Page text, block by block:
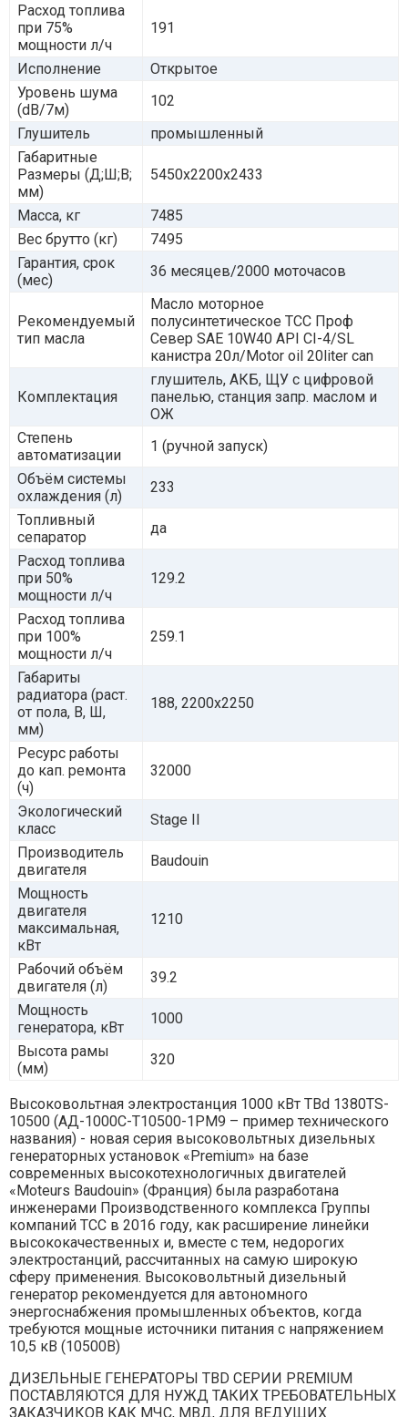
Расход топлива
при 75%
мощности л/ч
191
Исполнение
Открытое
Уровень шума
(dB/7м)
102
Глушитель
промышленный
Габаритные
Размеры (Д;Ш;В;
мм)
5450x2200x2433
Масса, кг
7485
Вес брутто (кг)
7495
Гарантия, срок
(мес)
36 месяцев/2000 моточасов
Рекомендуемый
тип масла
Масло моторное
полусинтетическое ТСС Проф
Север SAE 10W40 API CI-4/SL
канистра 20л/Motor oil 20liter can
Комплектация
глушитель, АКБ, ЩУ с цифровой
панелью, станция запр. маслом и
ОЖ
Степень
автоматизации
1 (ручной запуск)
Объём системы
охлаждения (л)
233
Топливный
сепаратор
да
Расход топлива
при 50%
мощности л/ч
129.2
Расход топлива
при 100%
мощности л/ч
259.1
Габариты
радиатора (раст.
от пола, В, Ш,
мм)
188, 2200x2250
Ресурс работы
до кап. ремонта
(ч)
32000
Экологический
класс
Stage II
Производитель
двигателя
Baudouin
Мощность
двигателя
максимальная,
кВт
1210
Рабочий объём
двигателя (л)
39.2
Мощность
генератора, кВт
1000
Высота рамы
(мм)
320
Высоковольтная электростанция 1000 кВт TBd 1380TS-
10500 (АД-1000С-Т10500-1РМ9 – пример технического
названия) - новая серия высоковольтных дизельных
генераторных установок «Premium» на базе
современных высокотехнологичных двигателей
«Moteurs Baudouin» (Франция) была разработана
инженерами Производственного комплекса Группы
компаний ТСС в 2016 году, как расширение линейки
высококачественных и, вместе с тем, недорогих
электростанций, рассчитанных на самую широкую
сферу применения. Высоковольтный дизельный
генератор рекомендуется для автономного
энергоснабжения промышленных объектов, когда
требуются мощные источники питания с напряжением
10,5 кВ (10500В)
ДИЗЕЛЬНЫЕ ГЕНЕРАТОРЫ TBD СЕРИИ PREMIUM
ПОСТАВЛЯЮТСЯ ДЛЯ НУЖД ТАКИХ ТРЕБОВАТЕЛЬНЫХ
ЗАКАЗЧИКОВ КАК МЧС, МВД, ДЛЯ ВЕДУЩИХ